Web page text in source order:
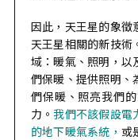
因此，天王星的象徵
天王星相關的新技術
域：暖氣、照明，
們保暖、提供照明、
們保暖、照亮我們
力。我們不該假設電
的地下暖氣系統， 或